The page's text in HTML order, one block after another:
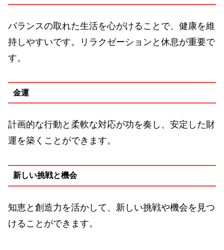
バランスの取れた生活を心がけることで、健康を維
持しやすいです。リラクゼーションと休息が重要で
す。
金運
計画的な行動と柔軟な対応が功を奏し、安定した財
運を築くことができます。
新しい挑戦と機会
知恵と創造力を活かして、新しい挑戦や機会を見つ
けることができます。